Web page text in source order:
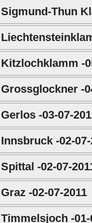
Sigmund-Thun
Kitzlochklamm -
Grossglockner -
Gerlos -03-07-
Innsbruck -02-
Spittal -02-07-
Graz -02-07-2011
Timmelsjoch -01-